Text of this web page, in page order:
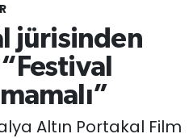
jürisinden
Altın Portakal Film
ve Fikstür